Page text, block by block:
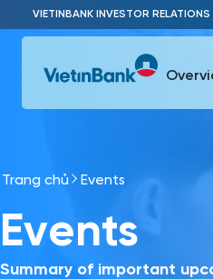
Skip to Main Content
VIETINBANK INVESTOR RELATIONS
Trang chủ Events
Events
Summary of important